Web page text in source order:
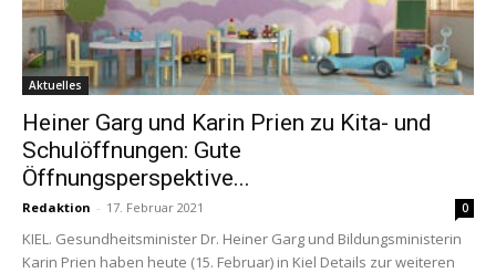
Aktuelles
Heiner Garg und Karin Prien zu Kita- und
Schulöffnungen: Gute
Öffnungsperspektive...
Redaktion - 17. Februar 2021 0
KIEL. Gesundheitsminister Dr. Heiner Garg und Bildungsministerin
Karin Prien haben heute (15. Februar) in Kiel Details zur weiteren